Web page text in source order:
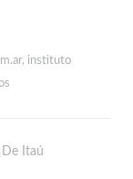
, instituto
Itaú